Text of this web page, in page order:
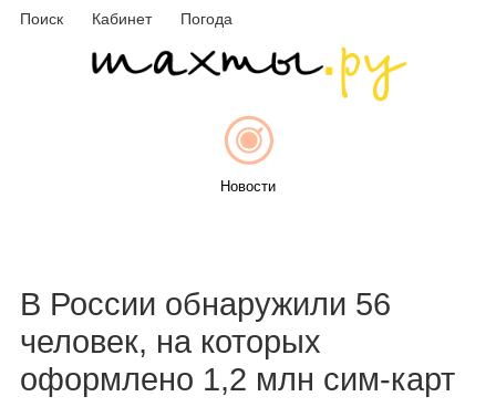
Поиск Кабинет Погода
Новости
Объявления
В России обнаружили 56
человек, на которых
оформлено 1,2 млн сим-карт